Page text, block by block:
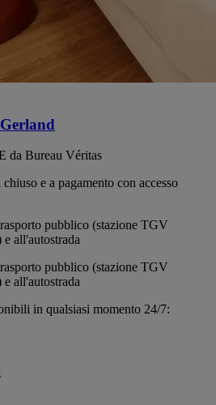
da Bureau Véritas
e a pagamento con accesso
pubblico (stazione TGV
all'autostrada
pubblico (stazione TGV
all'autostrada
in qualsiasi momento 24/7: